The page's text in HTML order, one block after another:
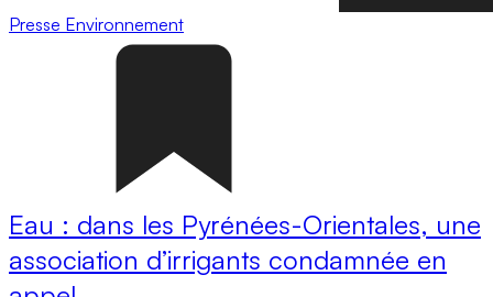
Presse Environnement
Eau : dans les Pyrénées-Orientales, une
association d’irrigants condamnée en